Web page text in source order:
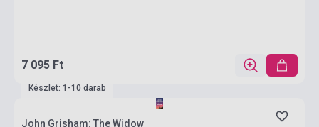
7 095 Ft
Készlet: 1-10 darab
John Grisham: The Widow